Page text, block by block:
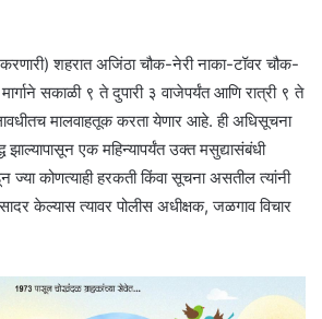
शहरात अजिंठा चौक-नेरी नाका-टॉवर चौक-
सकाळी ९ ते दुपारी ३ वाजेपर्यंत आणि रात्री ९ ते
मालवाहतूक करता येणार आहे. ही अधिसूचना
झाल्यापासून एक महिन्यापर्यंत उक्त मसुद्यासंबंधी
ज्या कोणत्याही हरकती किंवा सूचना असतील त्यांनी
केल्यास त्यावर पोलीस अधीक्षक, जळगाव विचार